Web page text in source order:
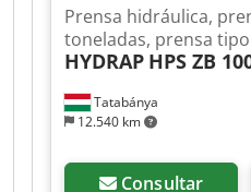
Tatabánya
12.540 km
Prensa hidráulica,
toneladas, prensa
HYDRAP HPS ZB
Consultar